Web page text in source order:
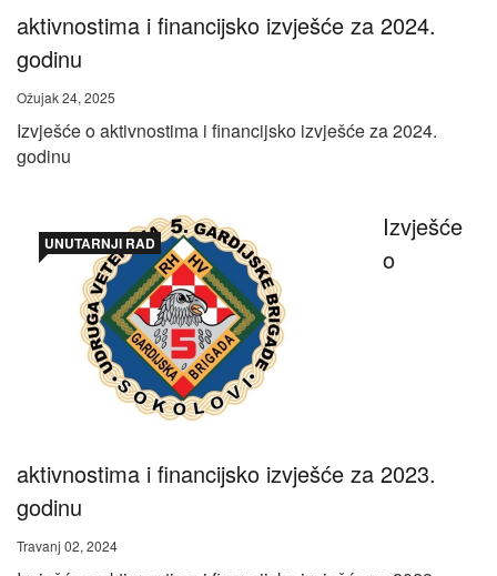
aktivnostima i financijsko izvješće za 2024.
godinu
Ožujak 24, 2025
Izvješće o aktivnostima i financijsko izvješće za 2024.
godinu
UNUTARNJI RAD
Izvješće
o
aktivnostima i financijsko izvješće za 2023.
godinu
Travanj 02, 2024